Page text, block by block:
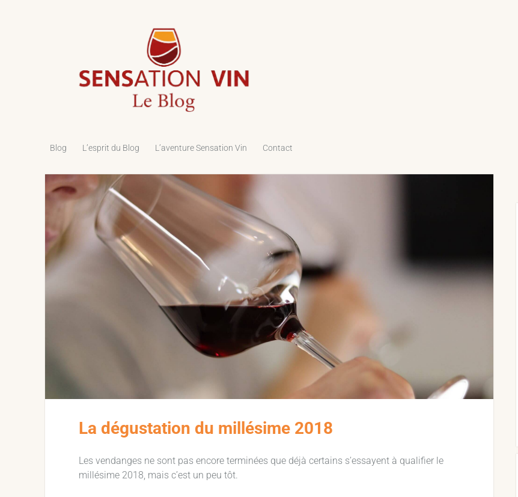
Sensation
Blog L’esprit du Blog L’aventure Sensation Vin Contact
La dégustation du millésime 2018
Les vendanges ne sont pas encore terminées que déjà certains s’essayent à qualifier le
millésime 2018, mais c’est un peu tôt.